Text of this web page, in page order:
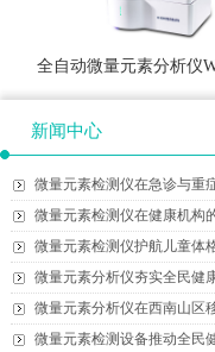
全自动微量元素分析仪
新闻中心
微量元素检测仪在急诊与重
微量元素检测仪在健康机构
微量元素检测仪护航儿童体
微量元素分析仪夯实全民健
微量元素分析仪在西南山区
微量元素检测设备推动全民